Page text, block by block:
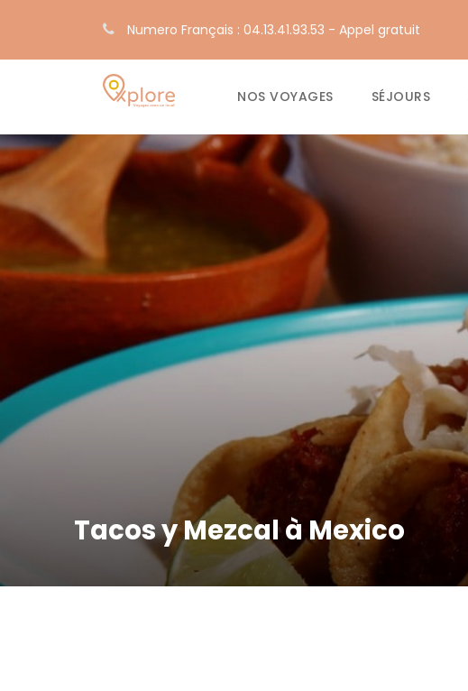
Numero Français : 04.13.41.93.53 - Appel gratuit
NOS VOYAGES SÉJOURS
Tacos y Mezcal à Mexico